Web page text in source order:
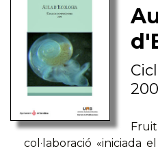
col·laboració «iniciada